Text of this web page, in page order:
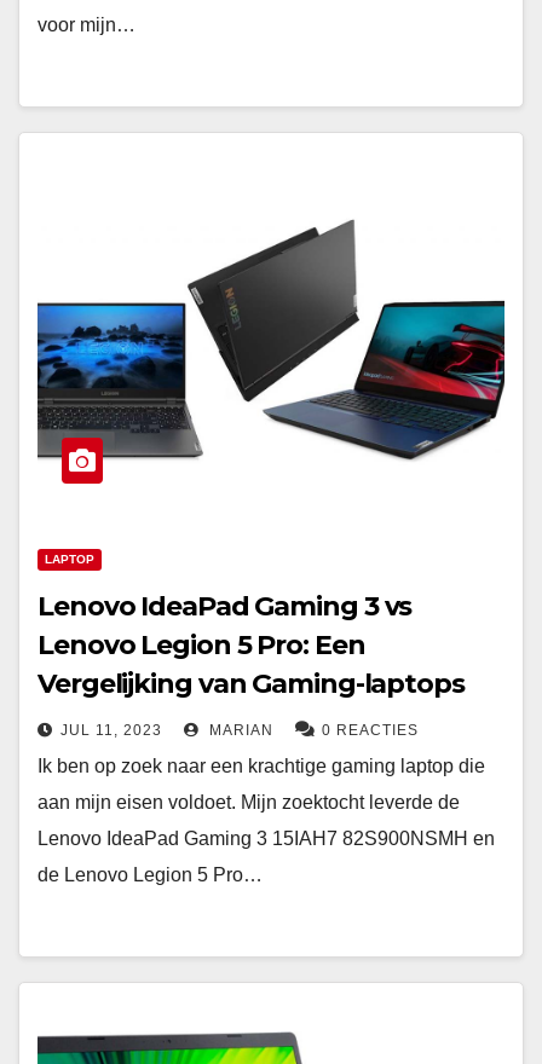
voor mijn…
LAPTOP
Lenovo IdeaPad Gaming 3 vs
Lenovo Legion 5 Pro: Een
Vergelijking van Gaming-laptops
JUL 11, 2023 MARIAN 0 REACTIES
Ik ben op zoek naar een krachtige gaming laptop die
aan mijn eisen voldoet. Mijn zoektocht leverde de
Lenovo IdeaPad Gaming 3 15IAH7 82S900NSMH en
de Lenovo Legion 5 Pro…